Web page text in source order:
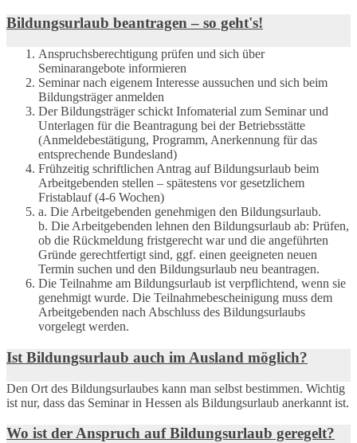
Bildungsurlaub beantragen – so geht's!
Anspruchsberechtigung prüfen und sich über
Seminarangebote informieren
Seminar nach eigenem Interesse aussuchen und sich beim
Bildungsträger anmelden
Der Bildungsträger schickt Infomaterial zum Seminar und
Unterlagen für die Beantragung bei der Betriebsstätte
(Anmeldebestätigung, Programm, Anerkennung für das
entsprechende Bundesland)
Frühzeitig schriftlichen Antrag auf Bildungsurlaub beim
Arbeitgebenden stellen – spätestens vor gesetzlichem
Fristablauf (4-6 Wochen)
a. Die Arbeitgebenden genehmigen den Bildungsurlaub.
b. Die Arbeitgebenden lehnen den Bildungsurlaub ab: Prüfen,
ob die Rückmeldung fristgerecht war und die angeführten
Gründe gerechtfertigt sind, ggf. einen geeigneten neuen
Termin suchen und den Bildungsurlaub neu beantragen.
Die Teilnahme am Bildungsurlaub ist verpflichtend, wenn sie
genehmigt wurde. Die Teilnahmebescheinigung muss dem
Arbeitgebenden nach Abschluss des Bildungsurlaubs
vorgelegt werden.
Ist Bildungsurlaub auch im Ausland möglich?
Den Ort des Bildungsurlaubes kann man selbst bestimmen. Wichtig
ist nur, dass das Seminar in Hessen als Bildungsurlaub anerkannt ist.
Wo ist der Anspruch auf Bildungsurlaub geregelt?